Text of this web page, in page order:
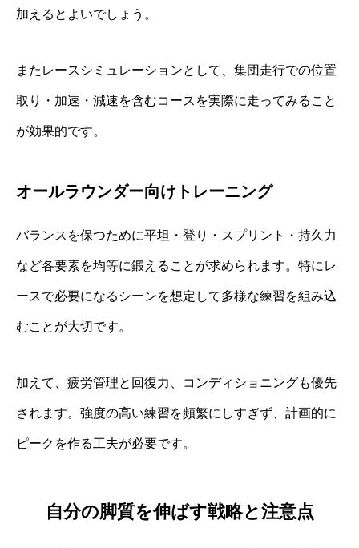
加えるとよいでしょう。
またレースシミュレーションとして、集団走行での位置
取り・加速・減速を含むコースを実際に走ってみること
が効果的です。
オールラウンダー向けトレーニング
バランスを保つために平坦・登り・スプリント・持久力
など各要素を均等に鍛えることが求められます。特にレ
ースで必要になるシーンを想定して多様な練習を組み込
むことが大切です。
加えて、疲労管理と回復力、コンディショニングも優先
されます。強度の高い練習を頻繁にしすぎず、計画的に
ピークを作る工夫が必要です。
自分の脚質を伸ばす戦略と注意点